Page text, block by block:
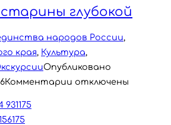
глубокой
народов России,
края, Культура,
Опубликовано
Комментарии отключены
931175